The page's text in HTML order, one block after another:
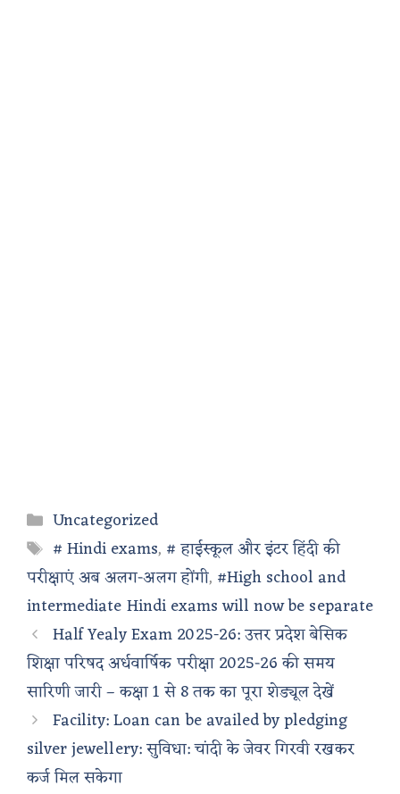
Categories
Uncategorized
Tags
# Hindi exams, # हाईस्कूल और इंटर हिंदी की
परीक्षाएं अब अलग-अलग होंगी, #High school and
intermediate Hindi exams will now be separate
Half Yealy Exam 2025-26: उत्तर प्रदेश बेसिक
शिक्षा परिषद अर्धवार्षिक परीक्षा 2025-26 की समय
सारिणी जारी – कक्षा 1 से 8 तक का पूरा शेड्यूल देखें
Facility: Loan can be availed by pledging
silver jewellery: सुविधा: चांदी के जेवर गिरवी रखकर
कर्ज मिल सकेगा